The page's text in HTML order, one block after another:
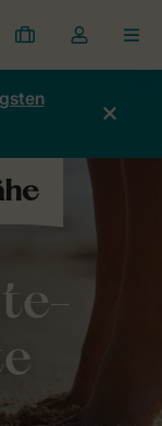
Meine
Buchungen
Dropdown-
Menü
Kontos